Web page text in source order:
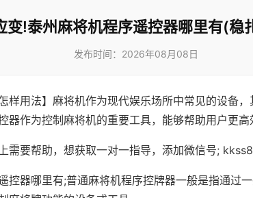
变!泰州麻将机程序遥控器哪里有(稳
发布时间：2026年08月08日
样用法】麻将机作为现代娱乐场所中常见的设备
器作为控制麻将机的重要工具，能够帮助用户更高
需要帮助，想获取一对一指导，添加微信号;
控器哪里有;普通麻将机程序控牌器一般是指通过